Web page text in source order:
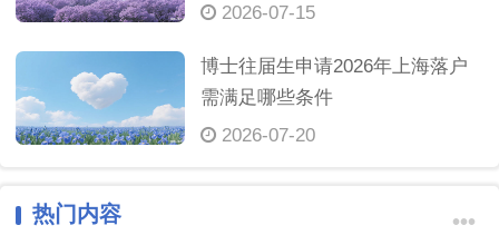
2026-07-15
博士往届生申请2026年上海落户
需满足哪些条件
2026-07-20
热门内容 •••